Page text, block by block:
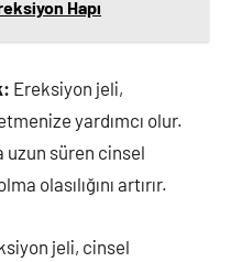
Hapı
Ereksiyon jeli,
yardımcı olur.
uzun süren cinsel
olasılığını artırır.
jeli, cinsel